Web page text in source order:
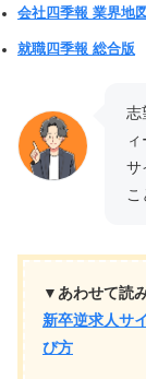
会社四季報 業界地図
就職四季報 総合版
志
サ
こ
▼あわせて読
新卒逆求人サ
び方